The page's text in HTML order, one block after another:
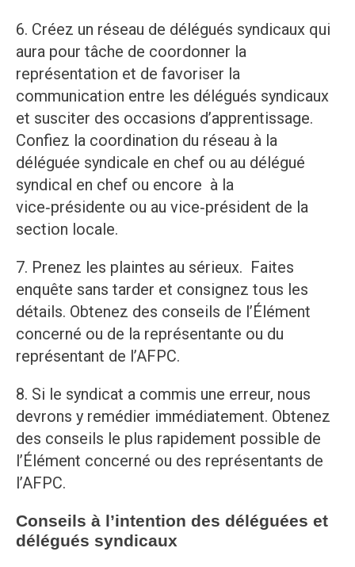
6. Créez un réseau de délégués syndicaux qui
aura pour tâche de coordonner la
représentation et de favoriser la
communication entre les délégués syndicaux
et susciter des occasions d’apprentissage.
Confiez la coordination du réseau à la
déléguée syndicale en chef ou au délégué
syndical en chef ou encore à la
vice‑présidente ou au vice‑président de la
section locale.
7. Prenez les plaintes au sérieux. Faites
enquête sans tarder et consignez tous les
détails. Obtenez des conseils de l’Élément
concerné ou de la représentante ou du
représentant de l’AFPC.
8. Si le syndicat a commis une erreur, nous
devrons y remédier immédiatement. Obtenez
des conseils le plus rapidement possible de
l’Élément concerné ou des représentants de
l’AFPC.
Conseils à l’intention des déléguées et
délégués syndicaux